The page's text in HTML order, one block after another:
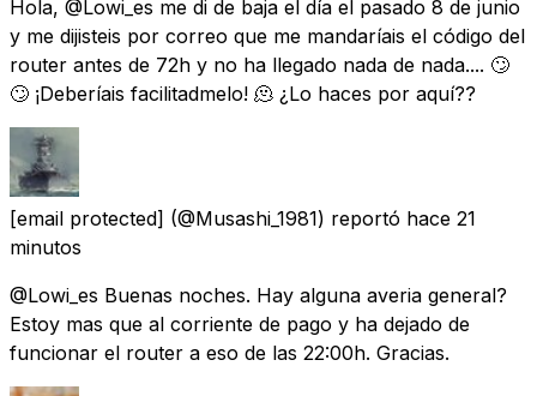
Hola, @Lowi_es me di de baja el día el pasado 8 de junio
y me dijisteis por correo que me mandaríais el código del
router antes de 72h y no ha llegado nada de nada.... 🙄
🙄 ¡Deberíais facilitadmelo! 🫠 ¿Lo haces por aquí??
[email protected] (@Musashi_1981) reportó hace 21
minutos
@Lowi_es Buenas noches. Hay alguna averia general?
Estoy mas que al corriente de pago y ha dejado de
funcionar el router a eso de las 22:00h. Gracias.